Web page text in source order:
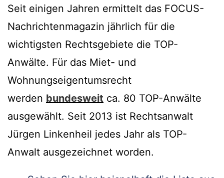
Seit einigen Jahren ermittelt das FOCUS-
Nachrichtenmagazin jährlich für die
wichtigsten Rechtsgebiete die TOP-
Anwälte. Für das Miet- und
Wohnungseigentumsrecht
werden bundesweit ca. 80 TOP-Anwälte
ausgewählt. Seit 2013 ist Rechtsanwalt
Jürgen Linkenheil jedes Jahr als TOP-
Anwalt ausgezeichnet worden.